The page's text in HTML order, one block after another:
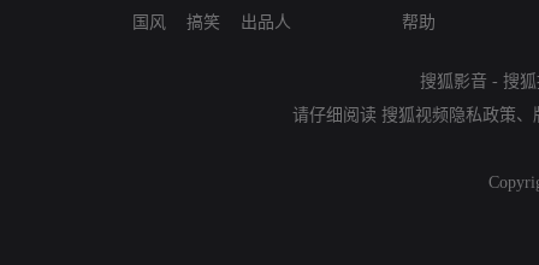
国风
搞笑
出品人
帮助
搜狐影音 - 搜
请仔细阅读 搜狐视频隐私政策、